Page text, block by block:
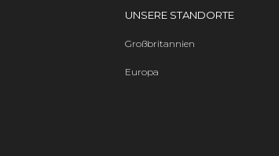
UNSERE STANDORTE
Großbritannien
Europa